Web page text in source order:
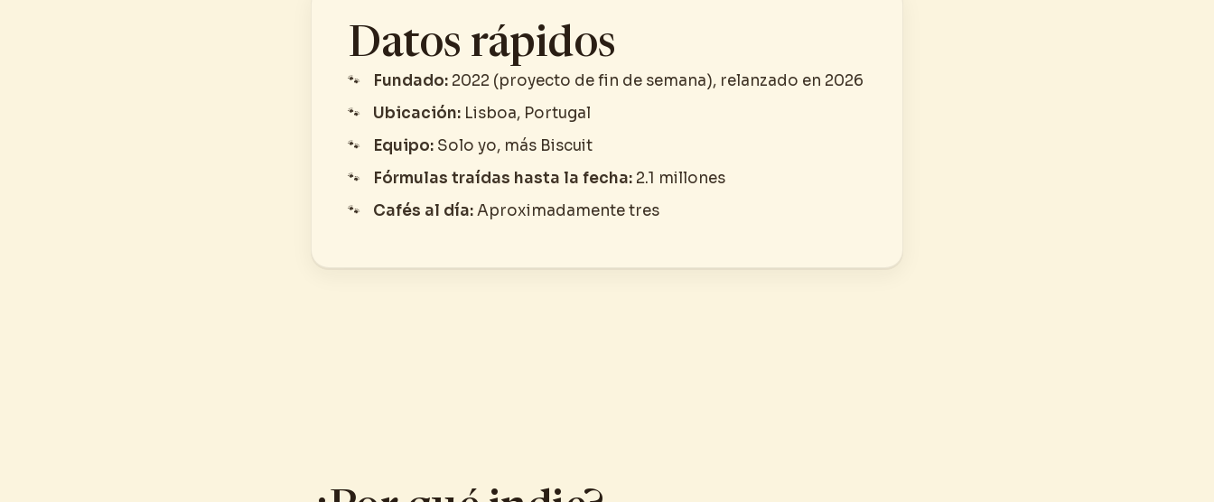
Datos rápidos
Fundado: 2022 (proyecto de fin de semana), relanzado en 2026
Ubicación: Lisboa, Portugal
Equipo: Solo yo, más Biscuit
Fórmulas traídas hasta la fecha: 2.1 millones
Cafés al día:Aproximadamente tres